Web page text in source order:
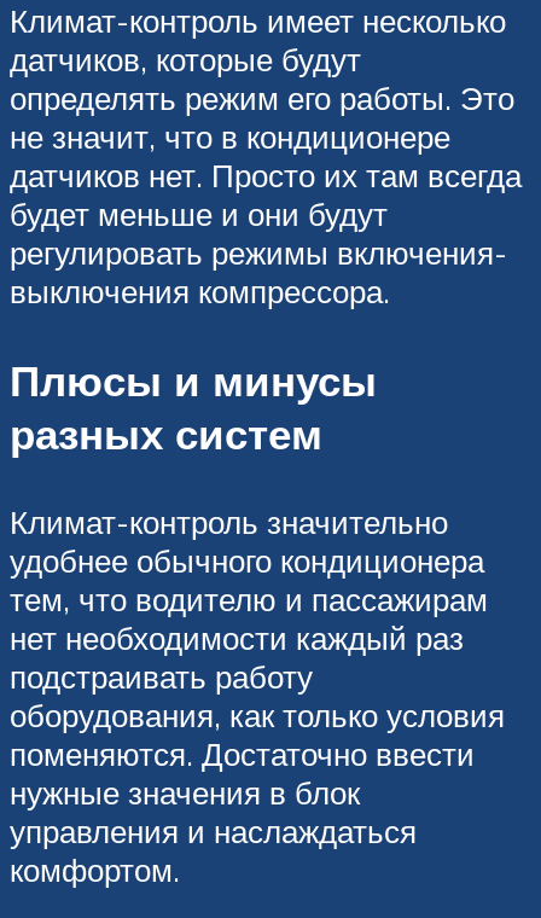
Климат-контроль имеет несколько
датчиков, которые будут
определять режим его работы. Это
не значит, что в кондиционере
датчиков нет. Просто их там всегда
будет меньше и они будут
регулировать режимы включения-
выключения компрессора.
Плюсы и минусы
разных систем
Климат-контроль значительно
удобнее обычного кондиционера
тем, что водителю и пассажирам
нет необходимости каждый раз
подстраивать работу
оборудования, как только условия
поменяются. Достаточно ввести
нужные значения в блок
управления и наслаждаться
комфортом.